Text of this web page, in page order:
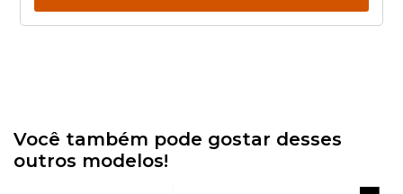
Você também pode gostar desses
outros modelos!